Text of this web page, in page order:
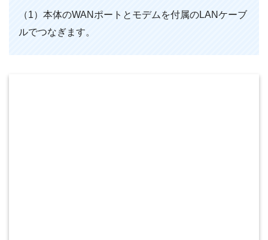
（1）本体のWANポートとモデムを付属のLANケーブ
ルでつなぎます。